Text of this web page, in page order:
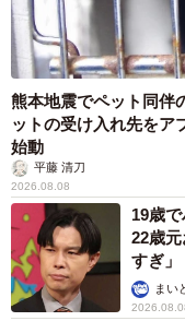
療養が長期にわたり
常生活に著しい制限
討しましょう。金額
が、傷病手当金の受
つ長期的な支えとな
いたか、厚生年金に
どちらにも加入して
ます。まずは、お住
るのがよいでしょう。
◆障害基礎年金
熊本地震でペット同
ットの受け入れ先をア
始動
平藤 清刀
2026.08.08
19歳
22歳
すぎ」
まい